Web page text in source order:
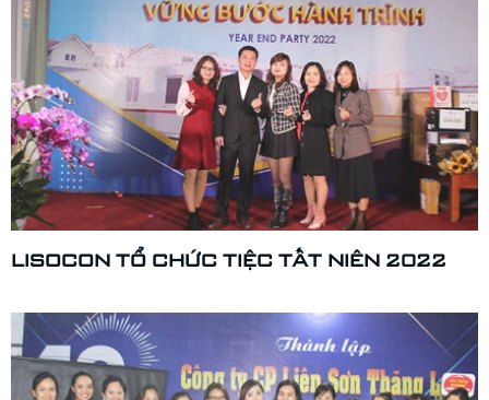
LISOCON TỔ CHỨC TIỆC TẤT NIÊN 2022